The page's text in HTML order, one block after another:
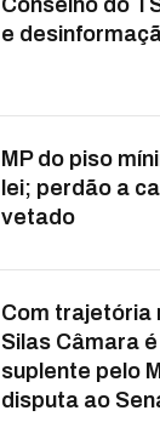
Conselho do
e
MP do piso
lei; perdão a
vetado
Com trajetória
Silas Câmara
suplente pelo
disputa ao